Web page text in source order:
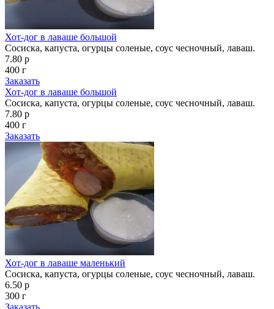
Хот-дог в лаваше большой
Сосиска, капуста, огурцы соленые, соус чесночный, лаваш.
7.80 р
400 г
Заказать
Хот-дог в лаваше большой
Сосиска, капуста, огурцы соленые, соус чесночный, лаваш.
7.80 р
400 г
Заказать
Хот-дог в лаваше маленький
Сосиска, капуста, огурцы соленые, соус чесночный, лаваш.
6.50 р
300 г
Заказать